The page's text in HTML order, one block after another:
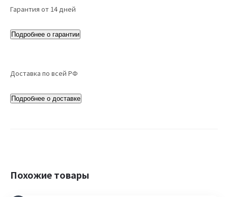
Гарантия от 14 дней
Подробнее о гарантии
Доставка по всей РФ
Подробнее о доставке
Похожие товары